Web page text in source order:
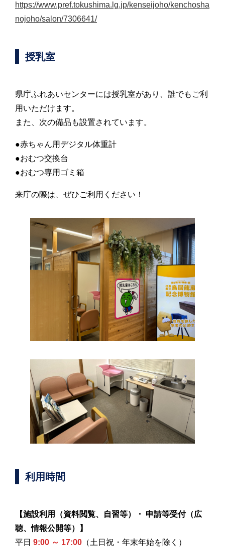
https://www.pref.tokushima.lg.jp/kenseijoho/kenchosha
nojoho/salon/7306641/
授乳室
県庁ふれあいセンターには授乳室があり、誰でもご利
用いただけます。
また、次の備品も設置されています。
●赤ちゃん用デジタル体重計
●おむつ交換台
●おむつ専用ゴミ箱
来庁の際は、ぜひご利用ください！
利用時間
【施設利用（資料閲覧、自習等）・ 申請等受付（広
聴、情報公開等）】
平日 9:00 ～ 17:00 （土日祝・年末年始を除く）